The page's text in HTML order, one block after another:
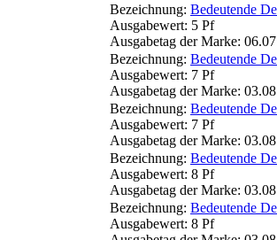
Bezeichnung: Bedeutende
Ausgabewert: 5 Pf
Ausgabetag der Marke:
Bezeichnung: Bedeutende
Ausgabewert: 7 Pf
Ausgabetag der Marke:
Bezeichnung: Bedeutende
Ausgabewert: 7 Pf
Ausgabetag der Marke:
Bezeichnung: Bedeutende
Ausgabewert: 8 Pf
Ausgabetag der Marke:
Bezeichnung: Bedeutende
Ausgabewert: 8 Pf